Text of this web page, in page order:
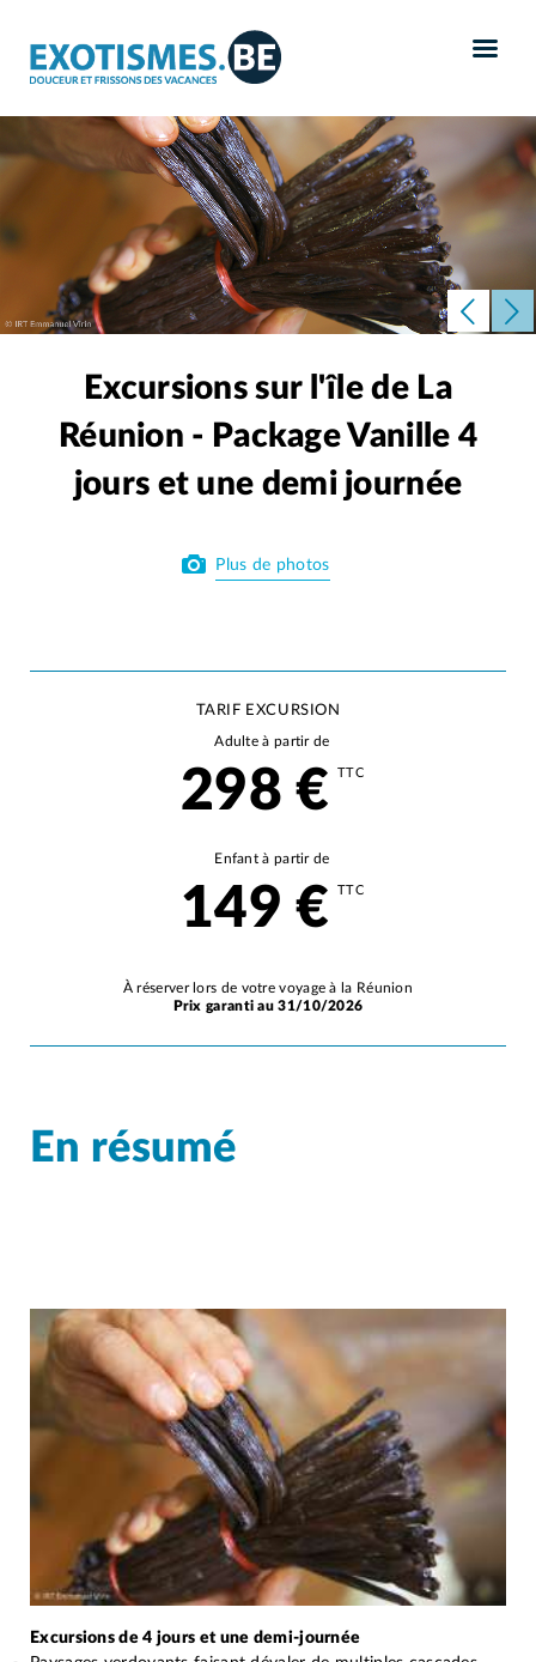
Excursions sur l'île de La
Réunion - Package Vanille 4
jours et une demi journée
Plus de photos
TARIF EXCURSION
Adulte à partir de
298 € TTC
Enfant à partir de
149 € TTC
À réserver lors de votre voyage à la Réunion
Prix garanti au 31/10/2026
En résumé
Excursions de 4 jours et une demi-journée